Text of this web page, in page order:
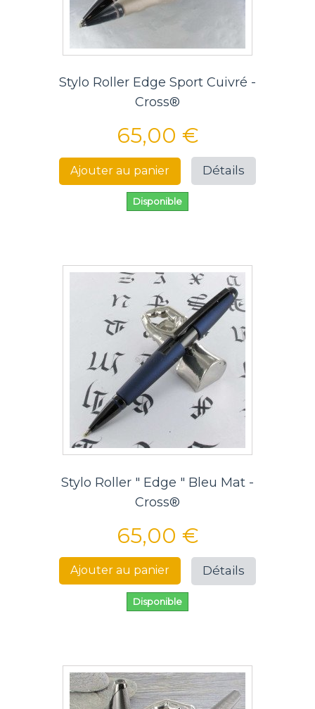
Stylo Roller Edge Sport Cuivré -
Cross®
65,00 €
Ajouter au panier Détails
Disponible
Stylo Roller " Edge " Bleu Mat -
Cross®
65,00 €
Ajouter au panier Détails
Disponible